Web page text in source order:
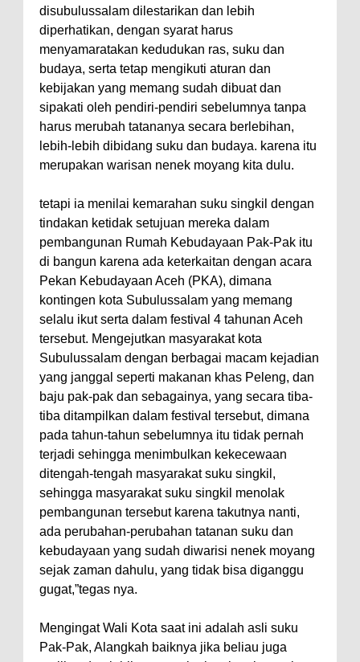
disubulussalam dilestarikan dan lebih
diperhatikan, dengan syarat harus
menyamaratakan kedudukan ras, suku dan
budaya, serta tetap mengikuti aturan dan
kebijakan yang memang sudah dibuat dan
sipakati oleh pendiri-pendiri sebelumnya tanpa
harus merubah tatananya secara berlebihan,
lebih-lebih dibidang suku dan budaya. karena itu
merupakan warisan nenek moyang kita dulu.
tetapi ia menilai kemarahan suku singkil dengan
tindakan ketidak setujuan mereka dalam
pembangunan Rumah Kebudayaan Pak-Pak itu
di bangun karena ada keterkaitan dengan acara
Pekan Kebudayaan Aceh (PKA), dimana
kontingen kota Subulussalam yang memang
selalu ikut serta dalam festival 4 tahunan Aceh
tersebut. Mengejutkan masyarakat kota
Subulussalam dengan berbagai macam kejadian
yang janggal seperti makanan khas Peleng, dan
baju pak-pak dan sebagainya, yang secara tiba-
tiba ditampilkan dalam festival tersebut, dimana
pada tahun-tahun sebelumnya itu tidak pernah
terjadi sehingga menimbulkan kekecewaan
ditengah-tengah masyarakat suku singkil,
sehingga masyarakat suku singkil menolak
pembangunan tersebut karena takutnya nanti,
ada perubahan-perubahan tatanan suku dan
kebudayaan yang sudah diwarisi nenek moyang
sejak zaman dahulu, yang tidak bisa diganggu
gugat,”tegas nya.
Mengingat Wali Kota saat ini adalah asli suku
Pak-Pak, Alangkah baiknya jika beliau juga